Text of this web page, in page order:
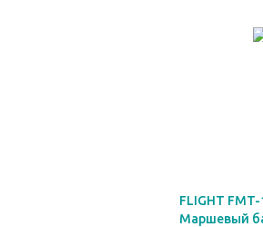
FLIGHT FMT-
Маршевый